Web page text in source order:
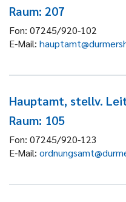
Raum: 207
Fon: 07245/920-102
E-Mail:
Hauptamt, stellv.
Raum: 105
Fon: 07245/920-123
E-Mail: